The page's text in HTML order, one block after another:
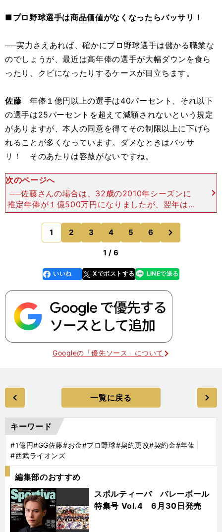
■プロ野球選手は商品価値がなくなったらバッサリ！
──実力さえあれば、確かにプロ野球選手は儲かる職業な
のでしょうが、最近は高年俸の選手が大幅ダウンを食ら
ったり、クビになったりするケースが目立ちます。
佐藤 年俸１億円以上の選手は40パーセント、それ以下
の選手は25パーセントを超えて減額されないという規定
がありますが、本人の同意を得てその制限以上に下げら
れることが多くなっています。ダメなときはバッサ
リ！ そのあたりは容赦がないですね。
次のページへ
──佐藤さんの場合は、32歳の2010年シーズンに
推定年俸が１億500万円になりましたが、翌年は6
300万円にダウンしてしまいます。佐藤 まさ
に"満額ダウン"ですね。もう一回ごねてやろうかと
も思いまし
1 2 3 4 5 6
のページへ
1 / 6
faceboo
k
いいね Xでポストする
line LINEで送る
Googleの「優先ソース」について
一覧に戻る
キーワード
#1億円#GG佐藤#お金#プロ野球#契約更改#契約金#年俸
#西武ライオンズ
編集部のおすすめ
スポルティーバ バレーボール
特集号 Vol.4 6月30日発売